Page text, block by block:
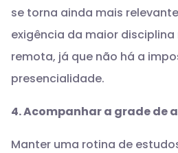
se torna ainda mais
exigência da maior
remota, já que não há a
presencialidade.
4. Acompanhar a grade de
Manter uma rotina de